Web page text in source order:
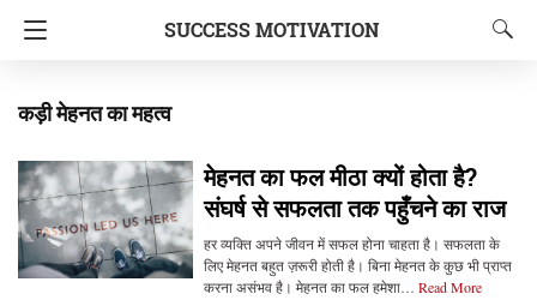
SUCCESS MOTIVATION
कड़ी मेहनत का महत्व
मेहनत का फल मीठा क्यों होता है?
संघर्ष से सफलता तक पहुँचने का राज
हर व्यक्ति अपने जीवन में सफल होना चाहता है। सफलता के
लिए मेहनत बहुत ज़रूरी होती है। बिना मेहनत के कुछ भी प्राप्त
करना असंभव है। मेहनत का फल हमेशा… Read More